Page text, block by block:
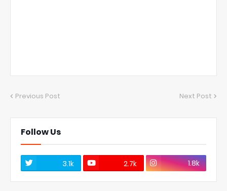
Previous Post Next Post
Follow Us
3.1k 2.7k 1.8k